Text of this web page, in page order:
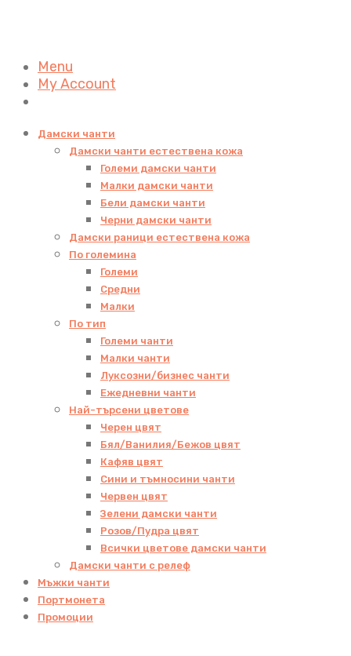
Menu
My Account
Дамски чанти
Дамски чанти естествена кожа
Големи дамски чанти
Малки дамски чанти
Бели дамски чанти
Черни дамски чанти
Дамски раници естествена кожа
По големина
Големи
Средни
Малки
По тип
Големи чанти
Малки чанти
Луксозни/бизнес чанти
Ежедневни чанти
Най-търсени цветове
Черен цвят
Бял/Ванилия/Бежов цвят
Кафяв цвят
Сини и тъмносини чанти
Червен цвят
Зелени дамски чанти
Розов/Пудра цвят
Всички цветове дамски чанти
Дамски чанти с релеф
Мъжки чанти
Портмонета
Промоции